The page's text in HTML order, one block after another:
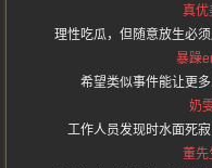
真优
理性吃瓜，但随意放生必
暴躁
希望类似事件能让更
奶
工作人员发现时水面死
董先